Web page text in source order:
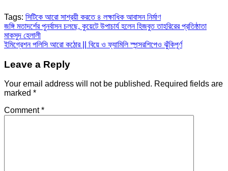
Tags: সিটিকে আরো সাশ্রয়ী করতে ৪ লক্ষাধিক আবাসন নির্মাণ
Post
navigation
জঙ্গি মতাদর্শের পুনর্বাসন চলছে, কুয়েটে উপাচার্য হলেন হিজবুত তাহরিরের প্রতিষ্ঠাতা
মাকসুদ হেলালী
ইমিগ্রেশন পলিসি আরো কঠোর || বিয়ে ও ফ্যামিলি স্পন্সরশিপেও ঝুঁকিপূর্ণ
Leave a Reply
Your email address will not be published. Required fields are
marked *
Comment*